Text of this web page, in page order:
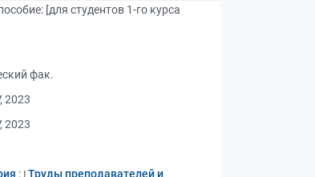
[для студентов 1-го курса
фак.
2023
2023
; Труды преподавателей и